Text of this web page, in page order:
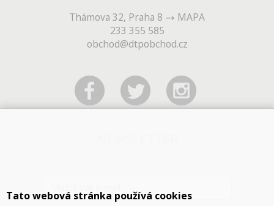
Thámova 32, Praha 8
MAPA
233 355 585
obchod@dtpobchod.cz
Tato webová stránka používá cookies